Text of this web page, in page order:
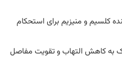
و منیزیم برای استحکام
التهاب و تقویت مفاصل